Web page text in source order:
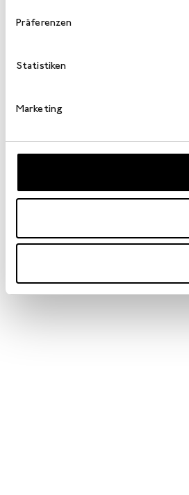
Präferenzen
Statistiken
Marketing